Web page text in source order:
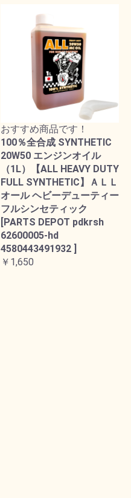
おすすめ商品です！
100％全合成 SYNTHETIC
20W50 エンジンオイル
（1L）【ALL HEAVY DUTY
FULL SYNTHETIC】ＡＬＬ
オール ヘビーデューティー
フルシンセティック
[PARTS DEPOT pdkrsh
62600005-hd
4580443491932 ]
￥1,650